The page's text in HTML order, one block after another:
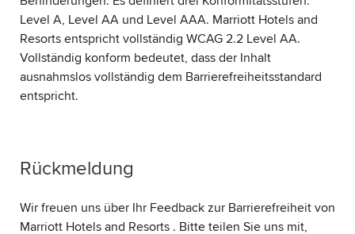
Level A, Level AA und Level AAA. Marriott Hotels and
Resorts entspricht vollständig WCAG 2.2 Level AA.
Vollständig konform bedeutet, dass der Inhalt
ausnahmslos vollständig dem Barrierefreiheitsstandard
entspricht.
Rückmeldung
Wir freuen uns über Ihr Feedback zur Barrierefreiheit von
Marriott Hotels and Resorts . Bitte teilen Sie uns mit,